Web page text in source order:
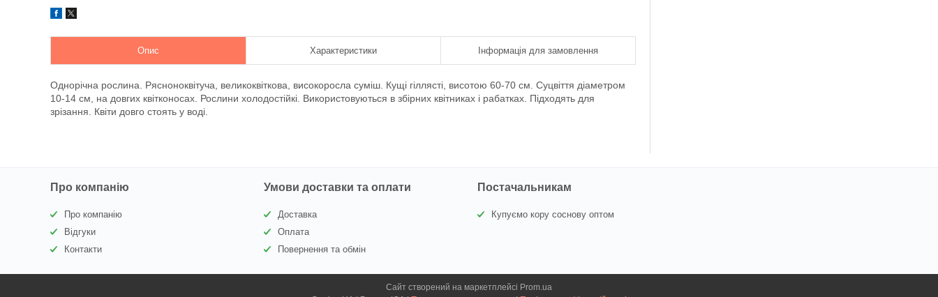
Опис Характеристики Інформація для замовлення
Однорічна рослина. Рясноноквітуча, великоквіткова, високоросла суміш. Кущі гіллясті, висотою 60-70 см. Суцвіття діаметром
10-14 см, на довгих квітконосах. Рослини холодостійкі. Використовуються в збірних квітниках і рабатках. Підходять для
зрізання. Квіти довго стоять у воді.
Про компанію
Про компанію
Відгуки
Контакти
Умови доставки та оплати
Доставка
Оплата
Повернення та обмін
Постачальникам
Купуємо кору соснову оптом
Сайт створений на маркетплейсі Prom.ua